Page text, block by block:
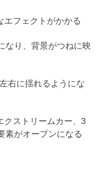
エフェクトがかかる
なり、背景がつねに映
右に揺れるようにな
クストリームカー、3
素がオープンになる